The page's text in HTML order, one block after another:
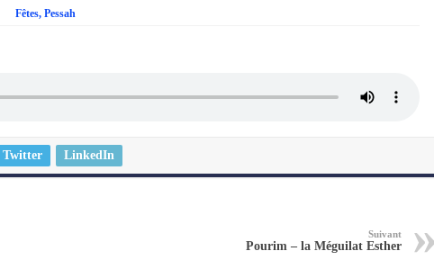
Fêtes, Pessah
Twitter LinkedIn
Suivant
Pourim – la Méguilat Esther